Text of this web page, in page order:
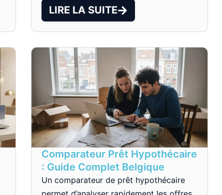
LIRE LA SUITE
Comparateur Prêt Hypothécaire
: Guide Complet Belgique
Un comparateur de prêt hypothécaire